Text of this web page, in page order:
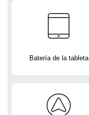
Batería de la tableta